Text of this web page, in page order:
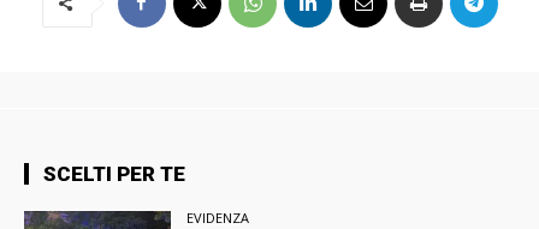
SCELTI PER TE
EVIDENZA